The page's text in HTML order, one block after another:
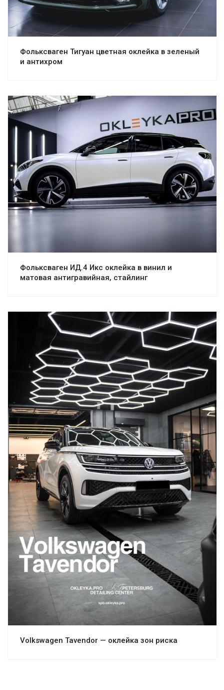
Фольксваген Тигуан цветная оклейка в зеленый
и антихром
Смотреть проект
Фольксваген ИД.4 Икс оклейка в винил и
матовая антигравийная, стайлинг
Смотреть проект
Volkswagen Tavendor — оклейка зон риска